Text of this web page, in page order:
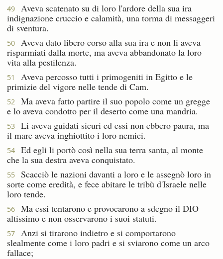
49
Aveva scatenato su di loro l'ardore della sua ira
indignazione cruccio e calamità, una torma di messaggeri
di sventura.
50
Aveva dato libero corso alla sua ira e non li aveva
risparmiati dalla morte, ma aveva abbandonato la loro
vita alla pestilenza.
51
Aveva percosso tutti i primogeniti in Egitto e le
primizie del vigore nelle tende di Cam.
52
Ma aveva fatto partire il suo popolo come un gregge
e lo aveva condotto per il deserto come una mandria.
53
Li aveva guidati sicuri ed essi non ebbero paura, ma
il mare aveva inghiottito i loro nemici.
54
Ed egli li portò così nella sua terra santa, al monte
che la sua destra aveva conquistato.
55
Scacciò le nazioni davanti a loro e le assegnò loro in
sorte come eredità, e fece abitare le tribù d'Israele nelle
loro tende.
56
Ma essi tentarono e provocarono a sdegno il DIO
altissimo e non osservarono i suoi statuti.
57
Anzi si tirarono indietro e si comportarono
slealmente come i loro padri e si sviarono come un arco
fallace;